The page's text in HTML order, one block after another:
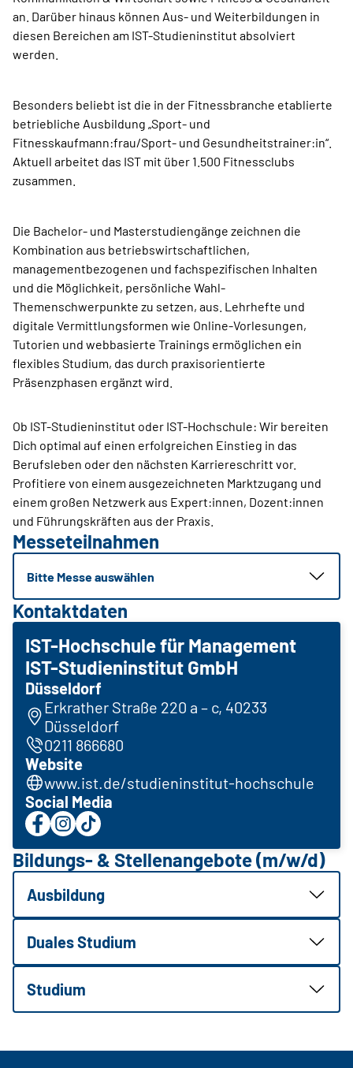
an. Darüber hinaus können Aus- und Weiterbildungen in
diesen Bereichen am IST-Studieninstitut absolviert
werden.
Besonders beliebt ist die in der Fitnessbranche etablierte
betriebliche Ausbildung „Sport- und
Fitnesskaufmann:frau/Sport- und Gesundheitstrainer:in“.
Aktuell arbeitet das IST mit über 1.500 Fitnessclubs
zusammen.
Die Bachelor- und Masterstudiengänge zeichnen die
Kombination aus betriebswirtschaftlichen,
managementbezogenen und fachspezifischen Inhalten
und die Möglichkeit, persönliche Wahl-
Themenschwerpunkte zu setzen, aus. Lehrhefte und
digitale Vermittlungsformen wie Online-Vorlesungen,
Tutorien und webbasierte Trainings ermöglichen ein
flexibles Studium, das durch praxisorientierte
Präsenzphasen ergänzt wird.
Ob IST-Studieninstitut oder IST-Hochschule: Wir bereiten
Dich optimal auf einen erfolgreichen Einstieg in das
Berufsleben oder den nächsten Karriereschritt vor.
Profitiere von einem ausgezeichneten Marktzugang und
einem großen Netzwerk aus Expert:innen, Dozent:innen
und Führungskräften aus der Praxis.
Messeteilnahmen
Bitte Messe auswählen
Kontaktdaten
IST-Hochschule für Management
IST-Studieninstitut GmbH
Düsseldorf
Erkrather Straße 220 a – c, 40233
Düsseldorf
0211 866680
Website
www.ist.de/studieninstitut-hochschule
Social Media
Bildungs- & Stellenangebote (m/w/d)
Ausbildung
Duales Studium
Studium